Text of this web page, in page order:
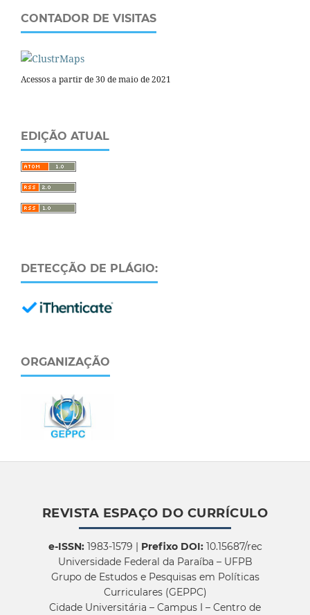
CONTADOR DE VISITAS
Acessos a partir de 30 de maio de 2021
EDIÇÃO ATUAL
DETECÇÃO DE PLÁGIO:
ORGANIZAÇÃO
REVISTA ESPAÇO DO CURRÍCULO
e-ISSN:1983-1579 | Prefixo DOI:10.15687/rec
Universidade Federal da Paraíba – UFPB
Grupo de Estudos e Pesquisas em Políticas
Curriculares (GEPPC)
Cidade Universitária – Campus I – Centro de